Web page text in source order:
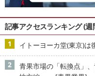
記事アクセスランキング (週
イトーヨーカ堂(東京)
青果市場の「転換点」